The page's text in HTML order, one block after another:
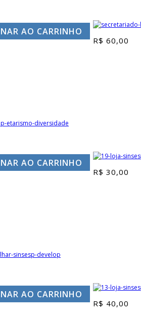
AO CARRINHO
R$ 60,00
AO CARRINHO
R$ 30,00
AO CARRINHO
R$ 40,00